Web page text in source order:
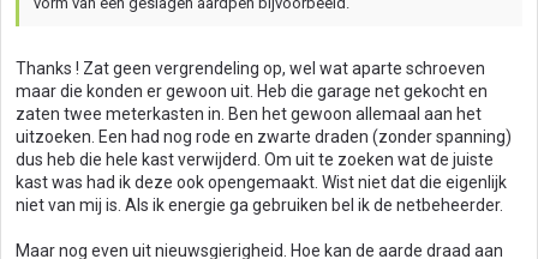
Thanks ! Zat geen vergrendeling op, wel wat aparte schroeven
maar die konden er gewoon uit. Heb die garage net gekocht en
zaten twee meterkasten in. Ben het gewoon allemaal aan het
uitzoeken. Een had nog rode en zwarte draden (zonder spanning)
dus heb die hele kast verwijderd. Om uit te zoeken wat de juiste
kast was had ik deze ook opengemaakt. Wist niet dat die eigenlijk
niet van mij is. Als ik energie ga gebruiken bel ik de netbeheerder.
Maar nog even uit nieuwsgierigheid. Hoe kan de aarde draad aan